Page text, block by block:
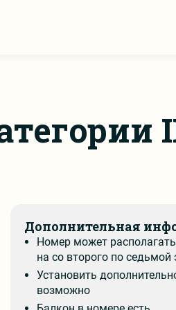
Дополнительная
Номер может
на со второго по седьмой
Установить
возможно